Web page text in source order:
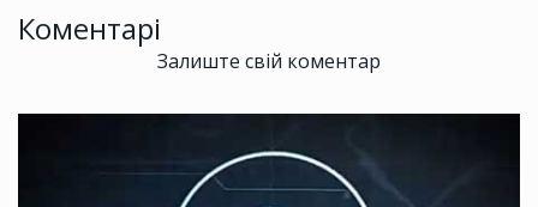
Коментарі
Залиште свій коментар